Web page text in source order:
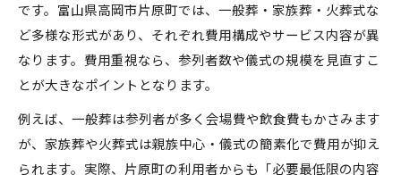
です。富山県高岡市片原町では、一般葬・家族葬・火葬式な
ど多様な形式があり、それぞれ費用構成やサービス内容が異
なります。費用重視なら、参列者数や儀式の規模を見直すこ
とが大きなポイントとなります。
例えば、一般葬は参列者が多く会場費や飲食費もかさみます
が、家族葬や火葬式は親族中心・儀式の簡素化で費用が抑え
られます。実際、片原町の利用者からも「必要最低限の内容